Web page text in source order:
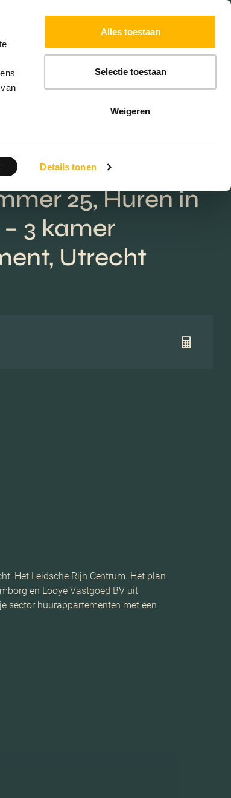
Details tonen
Alles toestaan
Selectie toestaan
Weigeren
EXTRA DIENSTEN
25, Huren in
3 kamer
Utrecht
Het Leidsche Rijn Centrum. Het plan
en Looye Vastgoed BV uit
sector huurappartementen met een